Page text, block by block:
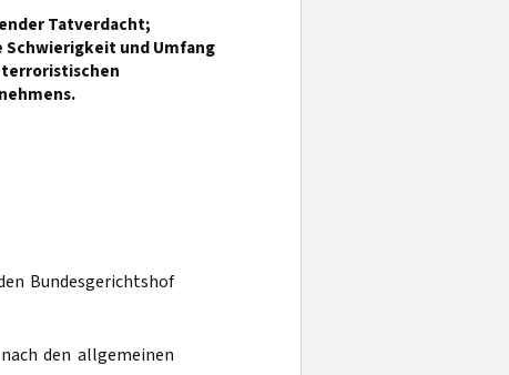
Tatverdacht;
und Umfang
Bundesgerichtshof
den allgemeinen